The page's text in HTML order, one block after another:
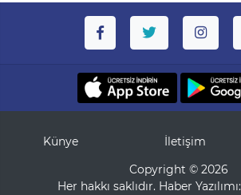
Künye İletişim
Copyright © 2026
Her hakkı saklıdır. Haber Yazılımı: